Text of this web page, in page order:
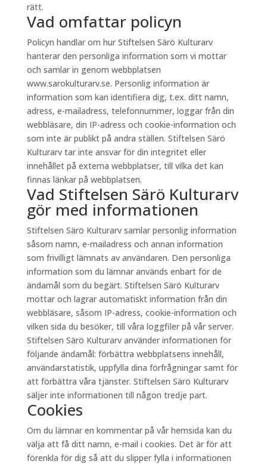
rätt.
Vad omfattar policyn
Policyn handlar om hur Stiftelsen Särö Kulturarv
hanterar den personliga information som vi mottar
och samlar in genom webbplatsen
www.sarokulturarv.se. Personlig information är
information som kan identifiera dig, t.ex. ditt namn,
adress, e-mailadress, telefonnummer, loggar från din
webbläsare, din IP-adress och cookie-information och
som inte är publikt på andra ställen. Stiftelsen Särö
Kulturarv tar inte ansvar för din integritet eller
innehållet på externa webbplatser, till vilka det kan
finnas länkar på webbplatsen.
Vad Stiftelsen Särö Kulturarv
gör med informationen
Stiftelsen Särö Kulturarv samlar personlig information
såsom namn, e-mailadress och annan information
som frivilligt lämnats av användaren. Den personliga
information som du lämnar används enbart för de
ändamål som du begärt. Stiftelsen Särö Kulturarv
mottar och lagrar automatiskt information från din
webbläsare, såsom IP-adress, cookie-information och
vilken sida du besöker, till våra loggfiler på vår server.
Stiftelsen Särö Kulturarv använder informationen för
följande ändamål: förbättra webbplatsens innehåll,
användarstatistik, uppfylla dina förfrågningar samt för
att förbättra våra tjänster. Stiftelsen Särö Kulturarv
säljer inte informationen till någon tredje part.
Cookies
Om du lämnar en kommentar på vår hemsida kan du
välja att få ditt namn, e-mail i cookies. Det är för att
förenkla för dig så att du slipper fylla i informationen